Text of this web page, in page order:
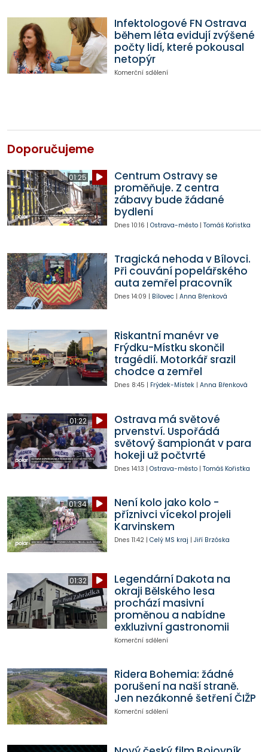
Infektologové FN Ostrava
během léta evidují zvýšené
počty lidí, které pokousal
netopýr
Komerční sdělení
Doporučujeme
01:25
Centrum Ostravy se
proměňuje. Z centra
zábavy bude žádané
bydlení
Dnes 10:16 | Ostrava-město| Tomáš Kořistka
Tragická nehoda v Bílovci.
Při couvání popelářského
auta zemřel pracovník
Dnes 14:09 | Bílovec| Anna Břenková
Riskantní manévr ve
Frýdku-Místku skončil
tragédií. Motorkář srazil
chodce a zemřel
Dnes 8:45 | Frýdek-Místek| Anna Břenková
01:22
Ostrava má světové
prvenství. Uspořádá
světový šampionát v para
hokeji už počtvrté
Dnes 14:13 | Ostrava-město| Tomáš Kořistka
01:34
Není kolo jako kolo -
příznivci vícekol projeli
Karvinskem
Dnes 11:42| Celý MS kraj | Jiří Brzóska
01:32
Legendární Dakota na
okraji Bělského lesa
prochází masivní
proměnou a nabídne
exkluzivní gastronomii
Komerční sdělení
Ridera Bohemia: žádné
porušení na naší straně.
Jen nezákonné šetření ČIŽP
Komerční sdělení